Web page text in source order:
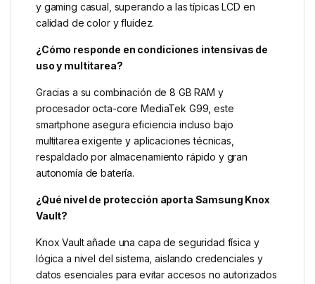
y gaming casual, superando a las típicas LCD en
calidad de color y fluidez.
¿Cómo responde en condiciones intensivas de
uso y multitarea?
Gracias a su combinación de 8 GB RAM y
procesador octa-core MediaTek G99, este
smartphone asegura eficiencia incluso bajo
multitarea exigente y aplicaciones técnicas,
respaldado por almacenamiento rápido y gran
autonomía de batería.
¿Qué nivel de protección aporta Samsung Knox
Vault?
Knox Vault añade una capa de seguridad física y
lógica a nivel del sistema, aislando credenciales y
datos esenciales para evitar accesos no autorizados